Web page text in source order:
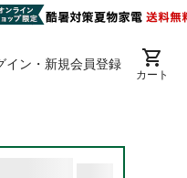
イン・新規会員登録
カート